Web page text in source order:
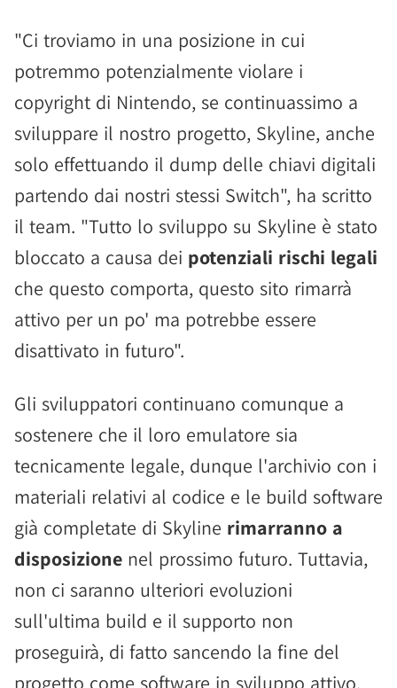
"Ci troviamo in una posizione in cui
potremmo potenzialmente violare i
copyright di Nintendo, se continuassimo a
sviluppare il nostro progetto, Skyline, anche
solo effettuando il dump delle chiavi digitali
partendo dai nostri stessi Switch", ha scritto
il team. "Tutto lo sviluppo su Skyline è stato
bloccato a causa dei potenziali rischi legali
che questo comporta, questo sito rimarrà
attivo per un po' ma potrebbe essere
disattivato in futuro".
Gli sviluppatori continuano comunque a
sostenere che il loro emulatore sia
tecnicamente legale, dunque l'archivio con i
materiali relativi al codice e le build software
già completate di Skyline rimarranno a
disposizione nel prossimo futuro. Tuttavia,
non ci saranno ulteriori evoluzioni
sull'ultima build e il supporto non
proseguirà, di fatto sancendo la fine del
progetto come software in sviluppo attivo.